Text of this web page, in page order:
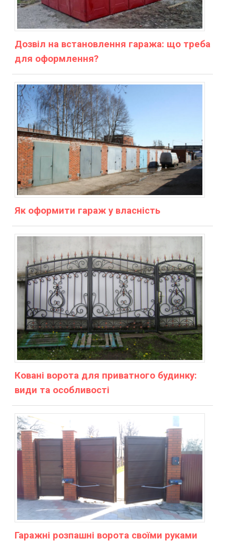
Дозвіл на встановлення гаража: що треба
для оформлення?
Як оформити гараж у власність
Ковані ворота для приватного будинку:
види та особливості
Гаражні розпашні ворота своїми руками